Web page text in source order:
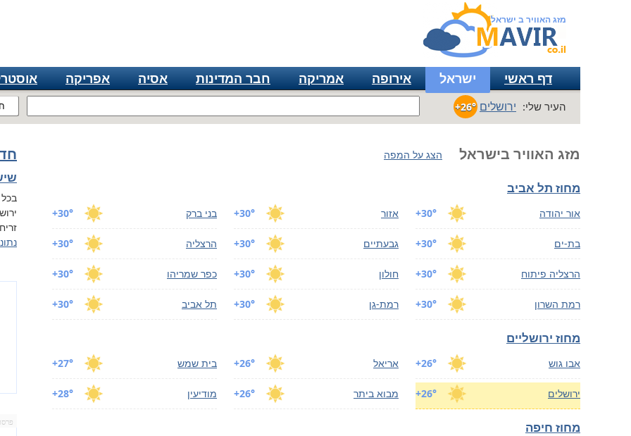
מזג האוויר ב ישראל
דף ראשי ישראל אירופה אמריקה חבר המדינות אסיה אפריקה
העיר שלי: ירושלים +26°
שישי,
זריחה ב
מזג האוויר בישראל הצג על המפה
מחוז תל אביב
+30° אור יהודה +30° אזור +30° בני ברק
+30° בת-ים +30° גבעתיים +30° הרצליה
+30° הרצליה פיתוח +30° חולון +30° כפר שמריהו
+30° רמת השרון +30° רמת-גן +30° תל אביב
מחוז ירושליים
+26° אבו גוש +26° אריאל +27° בית שמש
+26° ירושלים +26° מבוא ביתר +28° מודיעין
מחוז חיפה